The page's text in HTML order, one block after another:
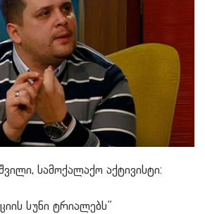
სამოქალაქო აქტივისტი:
სუნი ტრიალებს”